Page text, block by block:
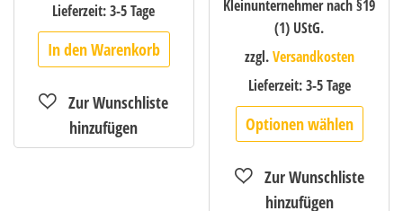
Lieferzeit:3-5 Tage
In den Warenkorb
Kleinunternehmer nach §19
(1) UStG.
zzgl.Versandkosten
Lieferzeit:3-5 Tage
Optionen wählen